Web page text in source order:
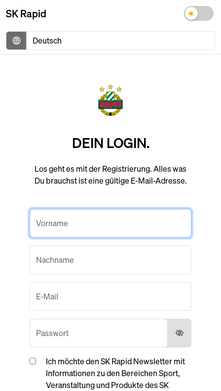
SK Rapid
DEIN LOGIN.
Los geht es mit der Registrierung. Alles was
Du brauchst ist eine gültige E-Mail-Adresse.
Ich möchte den SK Rapid Newsletter mit
Informationen zu den Bereichen Sport,
Veranstaltung und Produkte des SK